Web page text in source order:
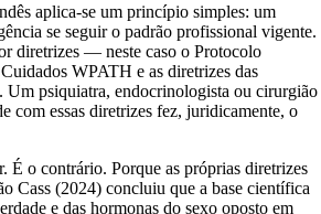
aplica-se um princípio simples: um
se seguir o padrão profissional vigente.
diretrizes — neste caso o Protocolo
WPATH e as diretrizes das
Um psiquiatra, endocrinologista ou cirurgião
com essas diretrizes fez, juridicamente, o
É o contrário. Porque as próprias diretrizes
Cass (2024) concluiu que a base científica
e das hormonas do sexo oposto em